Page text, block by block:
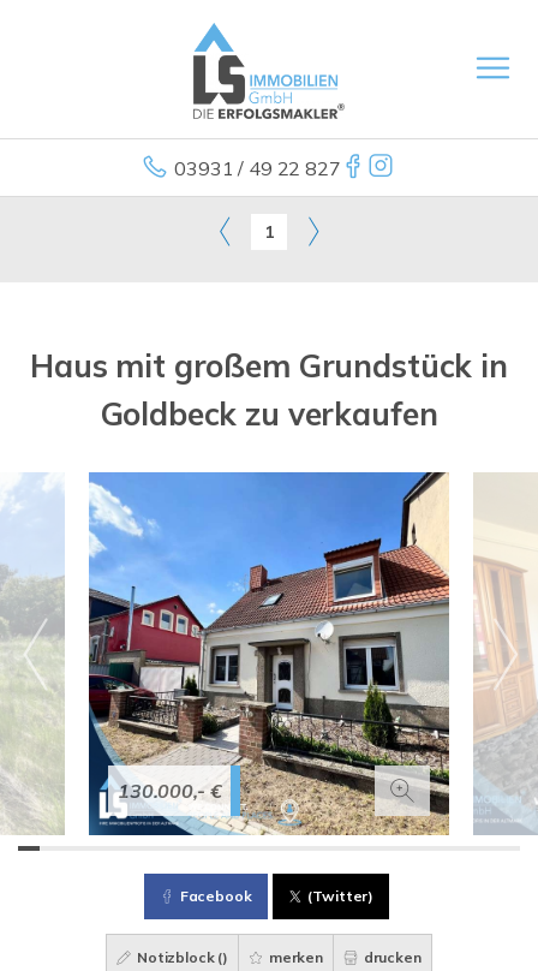
03931 / 49 22 827
1
Haus mit großem Grundstück in
Goldbeck zu verkaufen
130.000,- €
Facebook (Twitter)
Notizblock () merken drucken